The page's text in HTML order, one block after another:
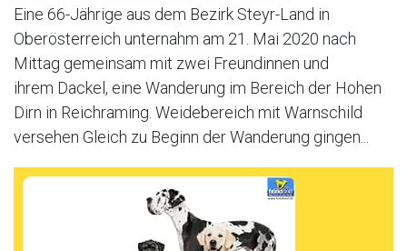
Eine 66-Jährige aus dem Bezirk Steyr-Land in
Oberösterreich unternahm am 21. Mai 2020 nach
Mittag gemeinsam mit zwei Freundinnen und
ihrem Dackel, eine Wanderung im Bereich der Hohen
Dirn in Reichraming. Weidebereich mit Warnschild
versehen Gleich zu Beginn der Wanderung gingen...